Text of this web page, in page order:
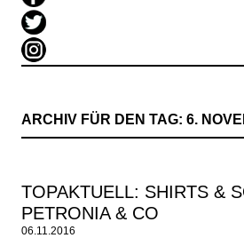
ARCHIV FÜR DEN TAG: 6.
TOPAKTUELL: SHIRTS &
PETRONIA & CO
06.11.2016